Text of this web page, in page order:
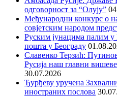
одговорност за “Олују”
Међународни конкурс о
совјетским народом
Руским јунацима палим у
пошта у Београду
Славенко Терзић:
Русија наш главни
30.07.2026
Ђурђеву уручена
иностраних послова